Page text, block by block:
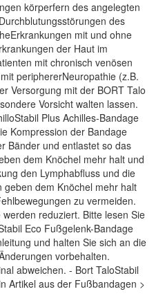
körperfern des angelegten
des
mit und ohne
der Haut im
mit chronisch venösen
periphererNeuropathie (z.B.
Versorgung mit der BORT Talo
Vorsicht walten lassen.
Plus Achilles-Bandage
Kompression der Bandage
Bänder und entlastet so das
dem Knöchel mehr halt und
den Lymphabfluss und die
geben dem Knöchel mehr halt
zu vermeiden.
reduziert. Bitte lesen Sie
Eco Fußgelenk-Bandage
und halten Sie sich an die
vorbehalten.
abweichen. - Bort TaloStabil
Artikel aus der Fußbandagen >